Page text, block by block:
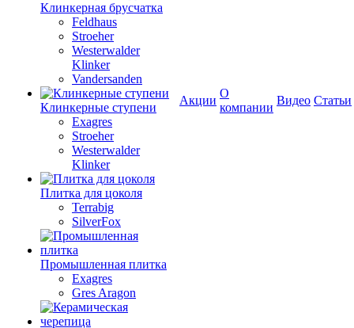
Клинкерная брусчатка
Feldhaus
Stroeher
Westerwalder
Klinker
Vandersanden
Клинкерные ступени
Exagres
Stroeher
Westerwalder
Klinker
Плитка для цоколя
Terrabig
SilverFox
Промышленная плитка
Exagres
Gres Aragon
Акции
О
компании
Видео Статьи